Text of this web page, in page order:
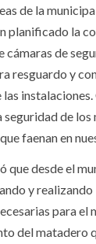
de la
planificado la
cámaras de
resguardo y
las
seguridad de los
faenan en
que desde el
y realizando
para el
del matadero